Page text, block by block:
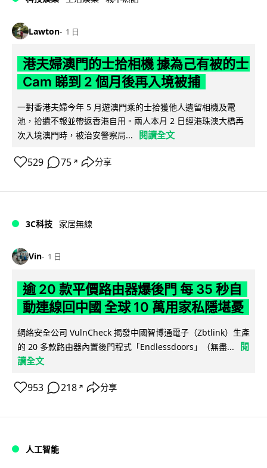
Lawton 1 日
港夫婦澳門的士拾相機 據為己有被的士
Cam 睇到 2 個月後再入境被捕
一對香港夫婦今年 5 月遊澳門乘的士拾獲他人遺留相機及電
池，拾遺不報並帶返香港自用。兩人本月 2 日經港珠澳大橋再
次入境澳門時，被治安警察局...
閱讀全文
529 75 ↗ 分享
3C科技 家居無線
Vin 1 日
逾 20 款平價路由器爆後門 每 35 秒自
動連線回中國 全球 10 萬用家私隱堪憂
網絡安全公司 VulnCheck 揭發中國智博通電子（Zbtlink）生產
的 20 多款路由器內置後門程式「Endlessdoors」（無盡...
閱
讀全文
953 218 ↗ 分享
人工智能